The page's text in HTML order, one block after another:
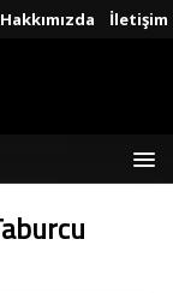
Hakkımızda İletişim